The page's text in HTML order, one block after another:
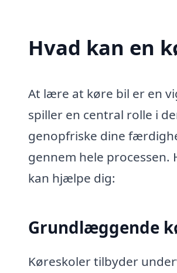
Hvad kan en
At lære at køre bil er en
spiller en central rolle i
genopfriske dine
gennem hele
kan hjælpe dig:
Grundlæggende
Køreskoler tilbyder